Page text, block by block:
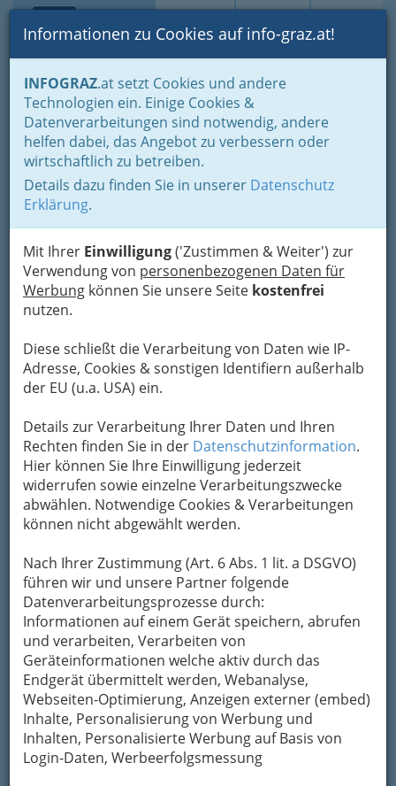
Suche Login Toggle
Informationen zu Cookies auf info-graz.at!
INFOGRAZ.at setzt Cookies und andere
Technologien ein. Einige Cookies &
Datenverarbeitungen sind notwendig, andere
helfen dabei, das Angebot zu verbessern oder
wirtschaftlich zu betreiben.
Details dazu finden Sie in unserer Datenschutz
Erklärung.
Mit Ihrer Einwilligung('Zustimmen & Weiter') zur
Verwendung von personenbezogenen Daten für
Werbung können Sie unsere Seite kostenfrei
nutzen.
Diese schließt die Verarbeitung von Daten wie IP-
Adresse, Cookies & sonstigen Identifiern außerhalb
der EU (u.a. USA) ein.
Details zur Verarbeitung Ihrer Daten und Ihren
Rechten finden Sie in der Datenschutzinformation.
Hier können Sie Ihre Einwilligung jederzeit
widerrufen sowie einzelne Verarbeitungszwecke
abwählen. Notwendige Cookies & Verarbeitungen
können nicht abgewählt werden.
Nach Ihrer Zustimmung (Art. 6 Abs. 1 lit. a DSGVO)
führen wir und unsere Partner folgende
Datenverarbeitungsprozesse durch:
Informationen auf einem Gerät speichern, abrufen
und verarbeiten, Verarbeiten von
Geräteinformationen welche aktiv durch das
Endgerät übermittelt werden, Webanalyse,
Webseiten-Optimierung, Anzeigen externer (embed)
Inhalte, Personalisierung von Werbung und
Inhalten, Personalisierte Werbung auf Basis von
Login-Daten, Werbeerfolgsmessung
Home Branchen
AD - WORK
Lessingstraße 30 2/6, 8010 Graz
+43 316 428 417
+43 316 428 417 - 6
Karte
Kontaktaufnahme
Um die Info-Graz Firmenvor Spam-Mails zu
bewahren, verwenden wir an dieser Stelle zur
Übermittlung Ihrer Nachricht ein sicheres
Formular. Ihre Nachricht wird nach dem
Absenden umgehend per Mail an das
Unternehmen AD - WORK weitergeleitet.
Meine Email Adresse
Mein Betreff
Meine Nachricht